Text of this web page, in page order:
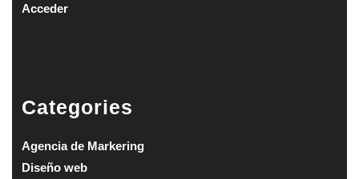
Acceder
Categories
Agencia de Markering
Diseño web